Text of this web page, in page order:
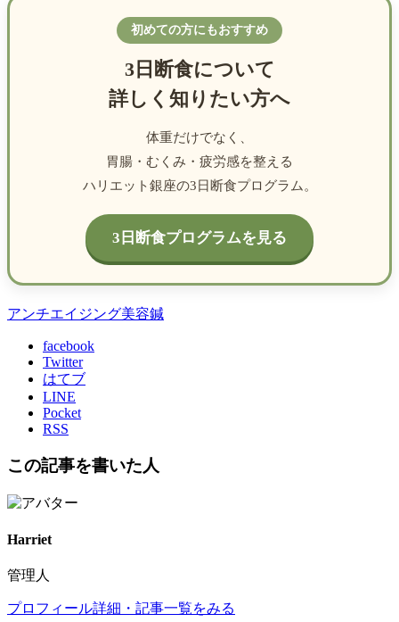
初めての方にもおすすめ
3日断食について
詳しく知りたい方へ
体重だけでなく、
胃腸・むくみ・疲労感を整える
ハリエット銀座の3日断食プログラム。
3日断食プログラムを見る
アンチエイジング美容鍼
facebook
Twitter
はてブ
LINE
Pocket
RSS
この記事を書いた人
Harriet
管理人
プロフィール詳細・記事一覧をみる